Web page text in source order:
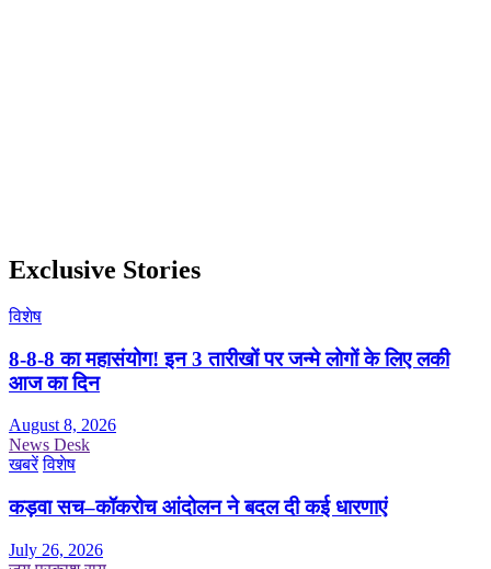
Exclusive Stories
विशेष
8-8-8 का महासंयोग! इन 3 तारीखों पर जन्मे लोगों के लिए लकी
आज का दिन
August 8, 2026
News Desk
खबरें विशेष
कड़वा सच–कॉकरोच आंदोलन ने बदल दी कई धारणाएं
July 26, 2026